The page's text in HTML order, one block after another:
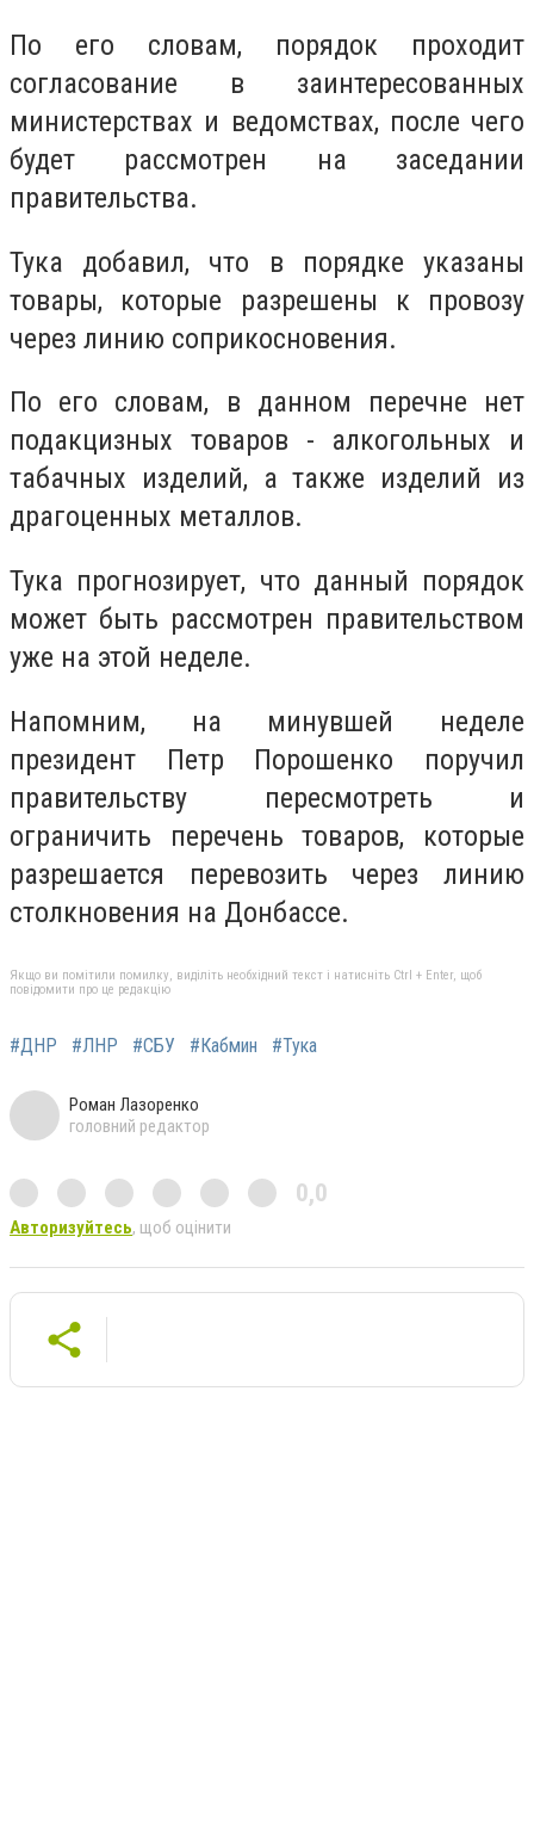
По его словам, порядок проходит
согласование в заинтересованных
министерствах и ведомствах, после чего
будет рассмотрен на заседании
правительства.
Тука добавил, что в порядке указаны
товары, которые разрешены к провозу
через линию соприкосновения.
По его словам, в данном перечне нет
подакцизных товаров - алкогольных и
табачных изделий, а также изделий из
драгоценных металлов.
Тука прогнозирует, что данный порядок
может быть рассмотрен правительством
уже на этой неделе.
Напомним, на минувшей неделе
президент Петр Порошенко поручил
правительству пересмотреть и
ограничить перечень товаров, которые
разрешается перевозить через линию
столкновения на Донбассе.
Якщо ви помітили помилку, виділіть необхідний текст і натисніть Ctrl + Enter, щоб
повідомити про це редакцію
#ДНР #ЛНР #СБУ #Кабмин #Тука
Роман Лазоренко
головний редактор
0,0
Авторизуйтесь, щоб оцінити